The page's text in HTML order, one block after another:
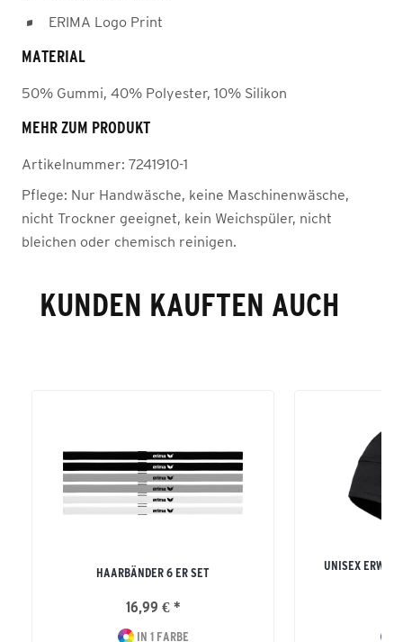
ERIMA Logo Print
MATERIAL
50% Gummi, 40% Polyester, 10% Silikon
MEHR ZUM PRODUKT
Artikelnummer: 7241910-1
Pflege: Nur Handwäsche, keine Maschinenwäsche,
nicht Trockner geeignet, kein Weichspüler, nicht
bleichen oder chemisch reinigen.
KUNDEN KAUFTEN AUCH
HAARBÄNDER 6 ER SET
16,99 € *
IN 1 FARBE
UNISEX